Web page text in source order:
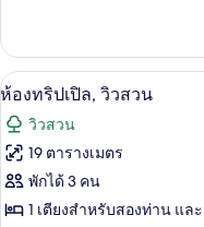
เกี่ยว
กับ
ห้อง
ดับเบิล,
วิว
สวน
เปิด
ภาพถ่าย
ทั้งหมด
ของ
ห้อง
6
ห้องทริปเปิล, วิวสวน
วิวสวน
19 ตารางเมตร
พักได้ 3 คน
1 เตียงสำหรับสองท่าน และ